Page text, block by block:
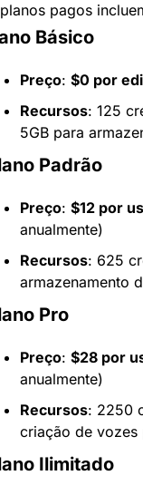
pagos
Básico
Preço: $0 por
Recursos: 125
5GB para
Padrão
Preço: $12 por
anualmente)
Recursos: 625
armazenamento
Pro
Preço: $28 por
anualmente)
Recursos: 2250
criação de vozes
Ilimitado